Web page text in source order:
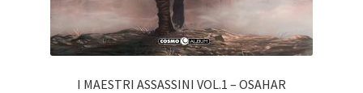
I MAESTRI ASSASSINI VOL.1 – OSAHAR